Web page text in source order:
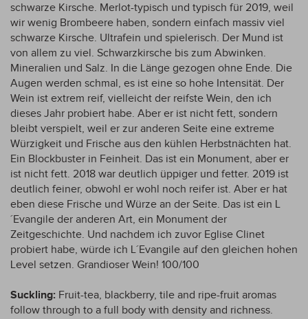
schwarze Kirsche. Merlot-typisch und typisch für 2019, weil
wir wenig Brombeere haben, sondern einfach massiv viel
schwarze Kirsche. Ultrafein und spielerisch. Der Mund ist
von allem zu viel. Schwarzkirsche bis zum Abwinken.
Mineralien und Salz. In die Länge gezogen ohne Ende. Die
Augen werden schmal, es ist eine so hohe Intensität. Der
Wein ist extrem reif, vielleicht der reifste Wein, den ich
dieses Jahr probiert habe. Aber er ist nicht fett, sondern
bleibt verspielt, weil er zur anderen Seite eine extreme
Würzigkeit und Frische aus den kühlen Herbstnächten hat.
Ein Blockbuster in Feinheit. Das ist ein Monument, aber er
ist nicht fett. 2018 war deutlich üppiger und fetter. 2019 ist
deutlich feiner, obwohl er wohl noch reifer ist. Aber er hat
eben diese Frische und Würze an der Seite. Das ist ein L
´Evangile der anderen Art, ein Monument der
Zeitgeschichte. Und nachdem ich zuvor Eglise Clinet
probiert habe, würde ich L´Evangile auf den gleichen hohen
Level setzen. Grandioser Wein! 100/100
Suckling: Fruit-tea, blackberry, tile and ripe-fruit aromas
follow through to a full body with density and richness.